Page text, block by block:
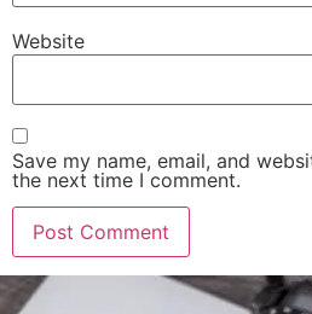
Website
Save my name, email, and
the next time I comment.